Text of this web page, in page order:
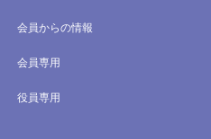
会員からの情報
会員専用
役員専用